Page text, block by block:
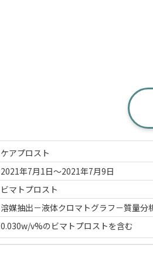
ケアプロスト
2021年7月1日～2021年7月9日
ビマトプロスト
溶媒抽出－液体クロマトグラフ－質量分
0.030w/v%のビマトプロストを含む